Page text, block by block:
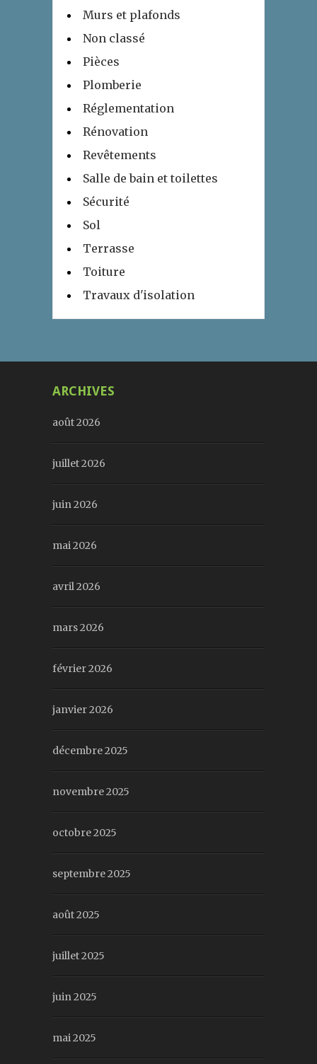
Murs et plafonds
Non classé
Pièces
Plomberie
Réglementation
Rénovation
Revêtements
Salle de bain et toilettes
Sécurité
Sol
Terrasse
Toiture
Travaux d'isolation
ARCHIVES
août 2026
juillet 2026
juin 2026
mai 2026
avril 2026
mars 2026
février 2026
janvier 2026
décembre 2025
novembre 2025
octobre 2025
septembre 2025
août 2025
juillet 2025
juin 2025
mai 2025